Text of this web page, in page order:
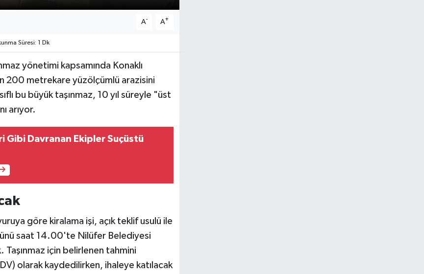
A- A+
Süresi: 1 Dk
yönetimi kapsamında Konaklı
200 metrekare yüzölçümlü arazisini
bu büyük taşınmaz, 10 yıl süreyle "üst
arıyor.
Gibi Davranan Ekipler Suçüstü
göre kiralama işi, açık teklif usulü ile
saat 14.00'te Nilüfer Belediyesi
için belirlenen tahmini
olarak kaydedilirken, ihaleye katılacak